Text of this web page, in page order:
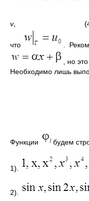
v, (4)
что .
, но
Необходимо лишь
Функции будем
1).
2).